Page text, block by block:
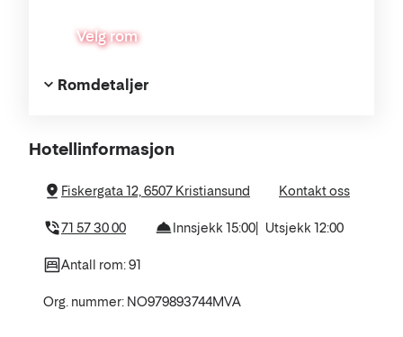
Velg rom
Romdetaljer
Om
hotellet
Hotellinformasjon
Fiskergata 12, 6507 Kristiansund Kontakt oss
71 57 30 00 Innsjekk 15:00 Utsjekk 12:00
Antall rom: 91
Org. nummer: NO979893744MVA